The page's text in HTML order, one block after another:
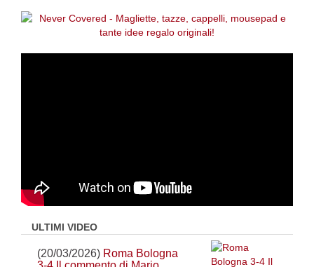
ULTIMI VIDEO
(20/03/2026) Roma Bologna